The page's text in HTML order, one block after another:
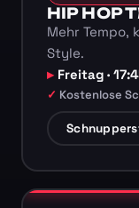
HIP HOP
Mehr Tempo,
Style.
Freitag ·
Kostenlose